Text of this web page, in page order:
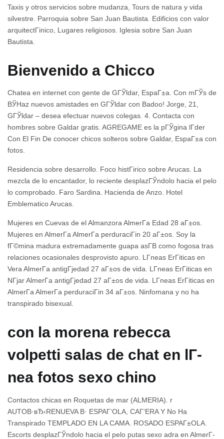
Taxis y otros servicios sobre mudanza, Tours de natura y vida
silvestre. Parroquia sobre San Juan Bautista. Edificios con valor
arquitectГіnico, Lugares religiosos. Iglesia sobre San Juan
Bautista.
Bienvenido a Chicco
Chatea en internet con gente de GГЎldar, EspaГ±a. Con mГЎs de
ВЎHaz nuevos amistades en GГЎldar con Badoo! Jorge, 21,
GГЎldar – desea efectuar nuevos colegas. 4. Contacta con
hombres sobre Galdar gratis. AGREGAME es la pГЎgina lГ­der
Con El Fin De conocer chicos solteros sobre Galdar, EspaГ±a con
fotos.
Residencia sobre desarrollo. Foco histГіrico sobre Arucas. La
mezcla de lo encantador, lo reciente desplazГЎndolo hacia el pelo
lo comprobado. Faro Sardina. Hacienda de Anzo. Hotel
Emblematico Arucas.
Mujeres en Cuevas de el Almanzora AlmerГ­a Edad 28 aГ±os.
Mujeres en AlmerГ­a AlmerГ­a perduraciГіn 20 aГ±os. Soy la
fГ©mina madura extremadamente guapa asГ­В­ como fogosa tras
relaciones ocasionales desprovisto apuro. LГ­neas ErГіticas en
Vera AlmerГ­a antigГјedad 27 aГ±os de vida. LГ­neas ErГіticas en
NГ­jar AlmerГ­a antigГјedad 27 aГ±os de vida. LГ­neas ErГіticas en
AlmerГ­a AlmerГ­a perduraciГіn 34 aГ±os. Ninfomana y no ha
transpirado bisexual.
con la morena rebecca
volpetti salas de chat en lГ­
nea fotos sexo chino
Contactos chicas en Roquetas de mar (ALMERIA). r
AUTOВ·вЂ‹RENUEVA В· ESPAГ‘OLA, CAГ‘ERA Y No Ha
Transpirado TEMPLADO EN LA CAMA. ROSADO ESPAГ±OLA.
Escorts desplazГЎndolo hacia el pelo putas sexo adra en AlmerГ­